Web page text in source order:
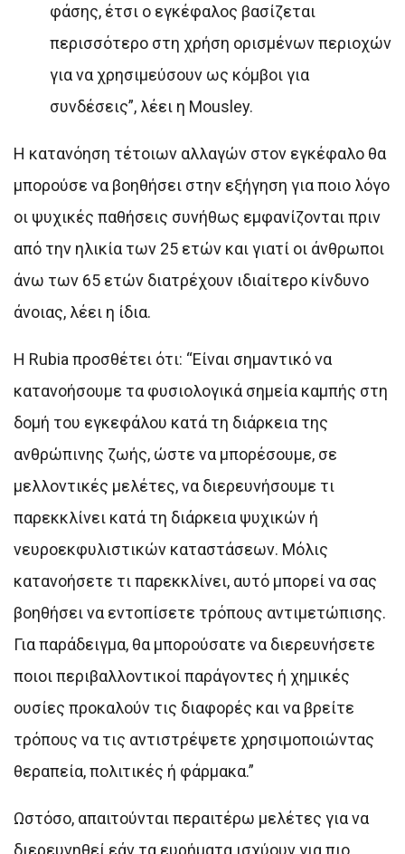
φάσης, έτσι ο εγκέφαλος βασίζεται
περισσότερο στη χρήση ορισμένων περιοχών
για να χρησιμεύσουν ως κόμβοι για
συνδέσεις”, λέει η Mousley.
Η κατανόηση τέτοιων αλλαγών στον εγκέφαλο θα
μπορούσε να βοηθήσει στην εξήγηση για ποιο λόγο
οι ψυχικές παθήσεις συνήθως εμφανίζονται πριν
από την ηλικία των 25 ετών και γιατί οι άνθρωποι
άνω των 65 ετών διατρέχουν ιδιαίτερο κίνδυνο
άνοιας, λέει η ίδια.
Η Rubia προσθέτει ότι: “Είναι σημαντικό να
κατανοήσουμε τα φυσιολογικά σημεία καμπής στη
δομή του εγκεφάλου κατά τη διάρκεια της
ανθρώπινης ζωής, ώστε να μπορέσουμε, σε
μελλοντικές μελέτες, να διερευνήσουμε τι
παρεκκλίνει κατά τη διάρκεια ψυχικών ή
νευροεκφυλιστικών καταστάσεων. Μόλις
κατανοήσετε τι παρεκκλίνει, αυτό μπορεί να σας
βοηθήσει να εντοπίσετε τρόπους αντιμετώπισης.
Για παράδειγμα, θα μπορούσατε να διερευνήσετε
ποιοι περιβαλλοντικοί παράγοντες ή χημικές
ουσίες προκαλούν τις διαφορές και να βρείτε
τρόπους να τις αντιστρέψετε χρησιμοποιώντας
θεραπεία, πολιτικές ή φάρμακα.”
Ωστόσο, απαιτούνται περαιτέρω μελέτες για να
διερευνηθεί εάν τα ευρήματα ισχύουν για πιο